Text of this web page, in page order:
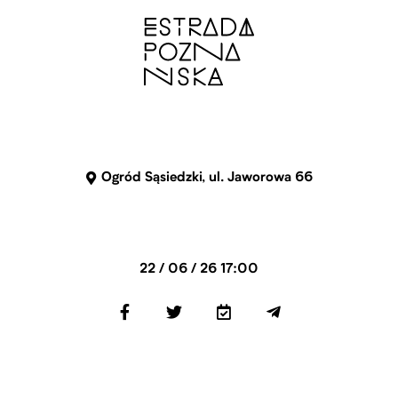
Ogród Sąsiedzki, ul. Jaworowa 66
22 / 06 / 26 17:00